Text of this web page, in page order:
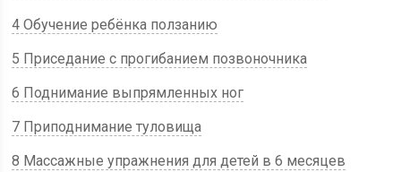
4 Обучение ребёнка ползанию
5 Приседание с прогибанием позвоночника
6 Поднимание выпрямленных ног
7 Приподнимание туловища
8 Массажные упражнения для детей в 6 месяцев